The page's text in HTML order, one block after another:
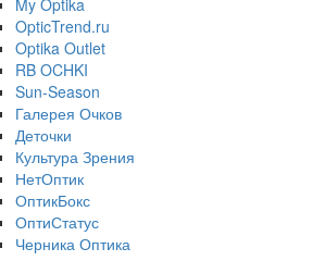
My Optika
OpticTrend.ru
Optika Outlet
RB OCHKI
Sun-Season
Галерея Очков
Деточки
Культура Зрения
НетОптик
ОптикБокс
ОптиСтатус
Черника Оптика